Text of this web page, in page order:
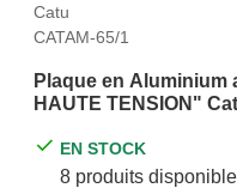
Catu
CATAM-65/1
Plaque en Aluminium
HAUTE TENSION"
EN STOCK
8 produits